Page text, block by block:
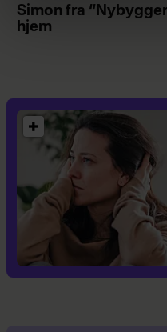
Simon fra
hjem